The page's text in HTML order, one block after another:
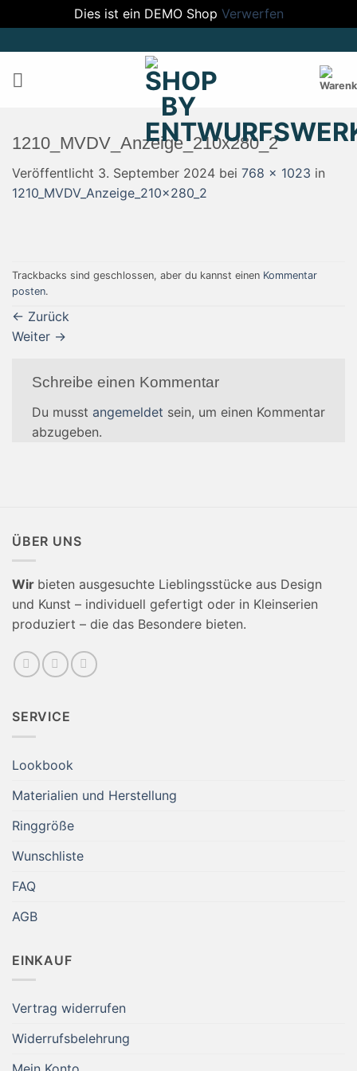
Dies ist ein DEMO Shop Verwerfen
Inhalt
springen
1210_MVDV_Anzeige_210x280_2
Veröffentlicht 3. September 2024 bei 768 × 1023 in
1210_MVDV_Anzeige_210x280_2
Trackbacks sind geschlossen, aber du kannst einen Kommentar
posten.
← Zurück
Weiter →
Schreibe einen Kommentar
Du musst angemeldet sein, um einen Kommentar
abzugeben.
ÜBER UNS
Wir bieten ausgesuchte Lieblingsstücke aus Design
und Kunst – individuell gefertigt oder in Kleinserien
produziert – die das Besondere bieten.
SERVICE
Lookbook
Materialien und Herstellung
Ringgröße
Wunschliste
FAQ
AGB
EINKAUF
Vertrag widerrufen
Widerrufsbelehrung